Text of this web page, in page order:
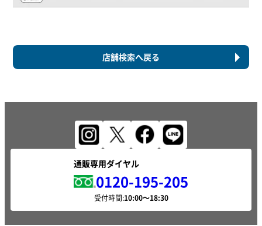
店舗検索へ戻る
通販専用ダイヤル
0120-195-205
受付時間: